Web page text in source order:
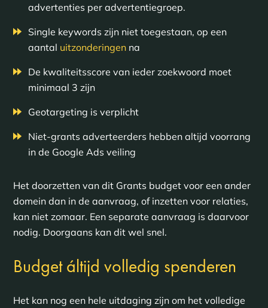
advertenties per advertentiegroep.
Single keywords zijn niet toegestaan, op een
aantal uitzonderingenna
De kwaliteitsscore van ieder zoekwoord moet
minimaal 3 zijn
Geotargeting is verplicht
Niet-grants adverteerders hebben altijd voorrang
in de Google Ads veiling
Het doorzetten van dit Grants budget voor een ander
domein dan in de aanvraag, of inzetten voor relaties,
kan niet zomaar. Een separate aanvraag is daarvoor
nodig. Doorgaans kan dit wel snel.
Budget áltijd volledig spenderen
Het kan nog een hele uitdaging zijn om het volledige